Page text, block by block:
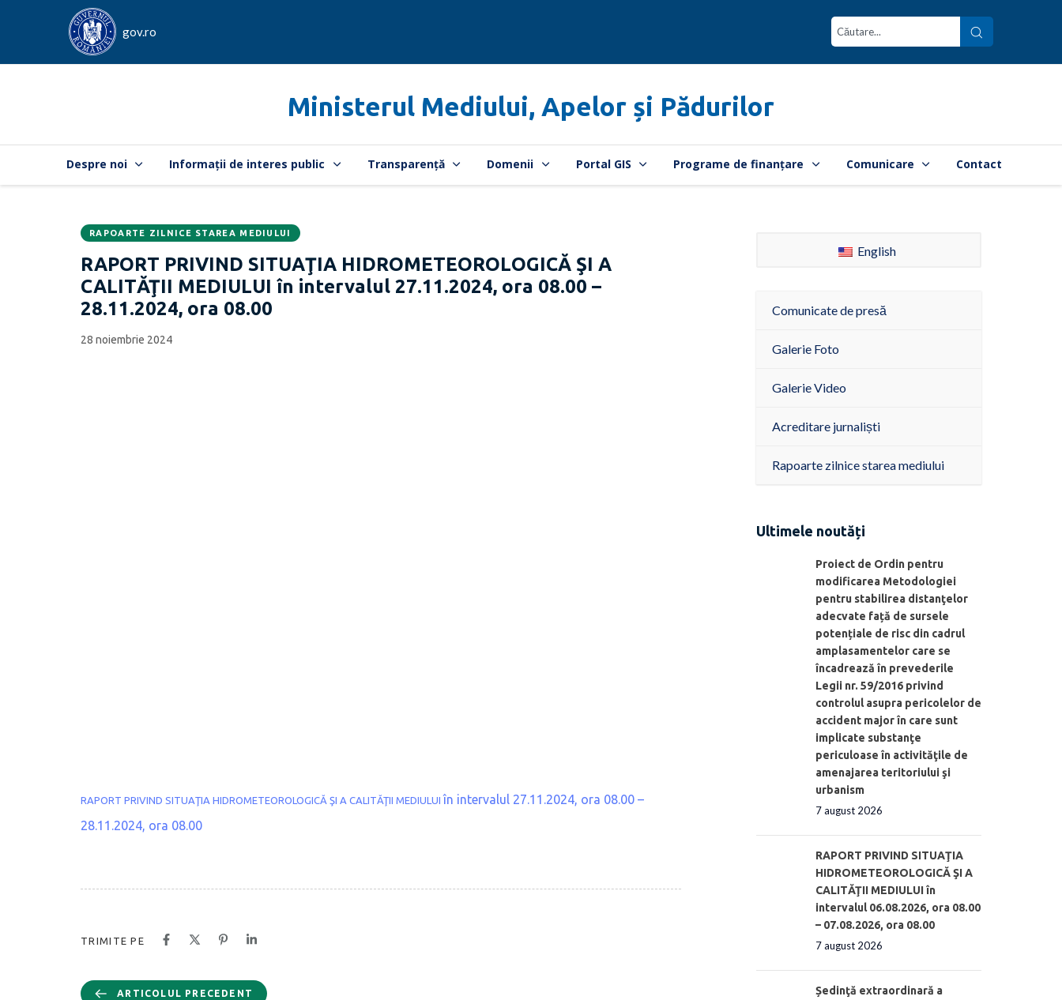
gov.ro
Ministerul Mediului, Apelor și Pădurilor
Despre noi Informații de interes public Transparență Domenii Portal GIS Programe de finanțare Comunicare Contact
CATEGORIA:
RAPOARTE ZILNICE STAREA MEDIULUI
RAPORT PRIVIND SITUAŢIA HIDROMETEOROLOGICĂ ŞI A
CALITĂŢII MEDIULUI în intervalul 27.11.2024, ora 08.00 –
28.11.2024, ora 08.00
Data
publicării:
28 noiembrie 2024
RAPORT PRIVIND SITUAŢIA HIDROMETEOROLOGICĂ ŞI A CALITĂŢII MEDIULUIîn intervalul 27.11.2024, ora 08.00 –
28.11.2024, ora 08.00
TRIMITE PE
ARTICOLUL PRECEDENT
English
Comunicate de presă
Galerie Foto
Galerie Video
Acreditare jurnaliști
Rapoarte zilnice starea mediului
Ultimele noutăți
Proiect de Ordin pentru
modificarea Metodologiei
pentru stabilirea distanţelor
adecvate față de sursele
potențiale de risc din cadrul
amplasamentelor care se
încadrează în prevederile
Legii nr. 59/2016 privind
controlul asupra pericolelor de
accident major în care sunt
implicate substanţe
periculoase în activităţile de
amenajarea teritoriului şi
urbanism
7 august 2026
RAPORT PRIVIND SITUAŢIA
HIDROMETEOROLOGICĂ ŞI A
CALITĂŢII MEDIULUI în
intervalul 06.08.2026, ora 08.00
– 07.08.2026, ora 08.00
7 august 2026
Ședinţă extraordinară a